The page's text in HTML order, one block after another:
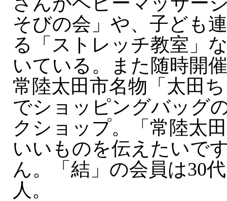
そびの会」や、子ども
る「ストレッチ教室」
いている。また随時開
常陸太田市名物「太田
でショッピングバッグ
クショップ。「常陸太
いいものを伝えたいで
ん。「結」の会員は30
人。